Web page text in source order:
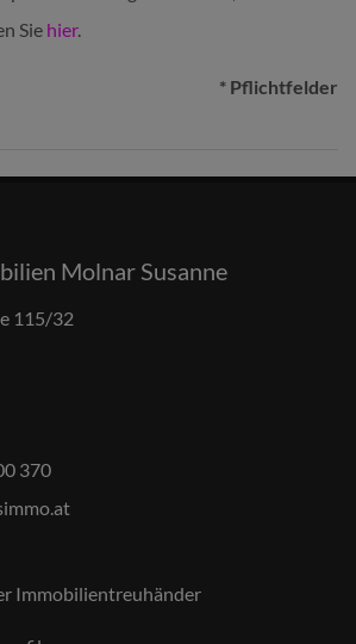
Sie hier.
* Pflichtfelder
Molnar Susanne
32
370
Immobilientreuhänder